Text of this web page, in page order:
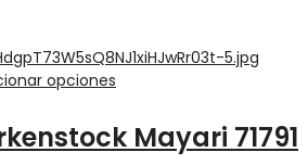
opciones
Mayari 71791